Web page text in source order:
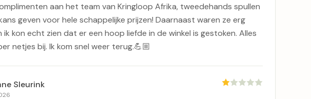
aan het team van Kringloop Afrika, tweedehands spullen
geven voor hele schappelijke prijzen! Daarnaast waren ze erg
ik kon echt zien dat er een hoop liefde in de winkel is gestoken. Alles
netjes bij. Ik kom snel weer terug.💪🏼
Sleurink